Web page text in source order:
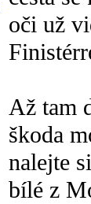
oči už
Až tam
škoda
nalejte si
bílé z